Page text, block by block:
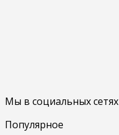
Мы в социальных сетях
Популярное